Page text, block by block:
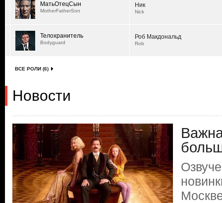
МатьОтецСын
MotherFatherSon
Ник
Nick
Телохранитель
Bodyguard
Роб Макдональд
Rob
ВСЕ РОЛИ (6)
Новости